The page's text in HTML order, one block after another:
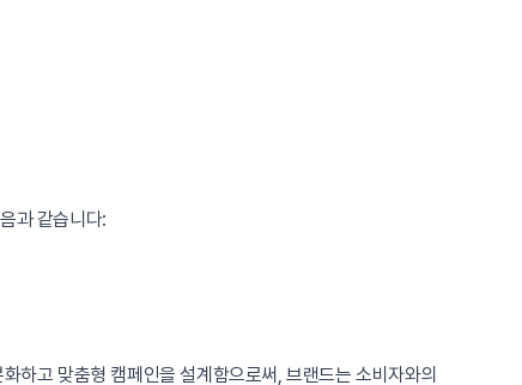
과 같습니다:
하고 맞춤형 캠페인을 설계함으로써, 브랜드는 소비자와의